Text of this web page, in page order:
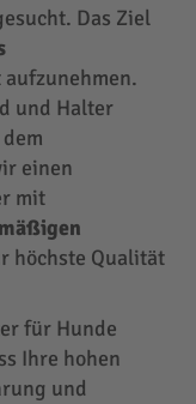
Das Ziel
und Halter
einen
mit
höchste Qualität
für Hunde
Ihre hohen
und